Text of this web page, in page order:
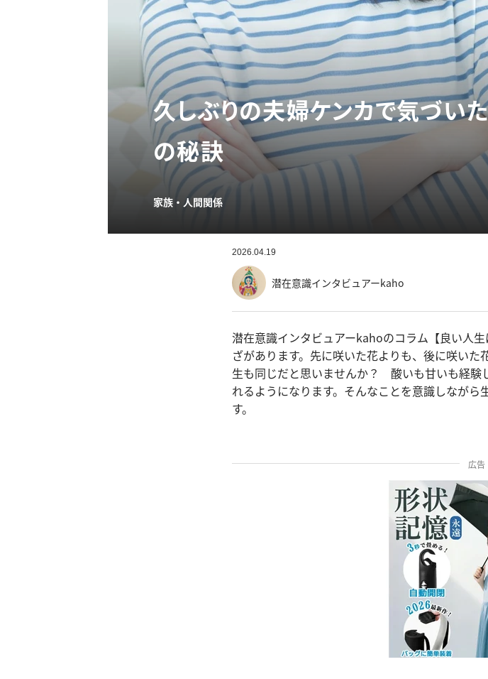
久しぶりの夫婦ケンカで気づい
の秘訣
家族・人間関係
2026.04.19
潜在意識インタビュアーkaho
潜在意識インタビュアーkahoのコラム【良い人
ざがあります。先に咲いた花よりも、後に咲い
生も同じだと思いませんか？ 酸いも甘いも経験
れるようになります。そんなことを意識しなが
す。
広告